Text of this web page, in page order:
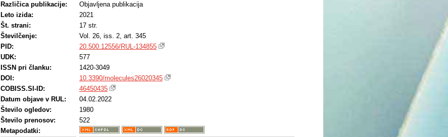
Različica publikacije:
Objavljena publikacija
Leto izida:
2021
Št. strani:
17 str.
Številčenje:
Vol. 26, iss. 2, art. 345
PID:
20.500.12556/RUL-134855
UDK:
577
ISSN pri članku:
1420-3049
DOI:
10.3390/molecules26020345
COBISS.SI-ID:
46450435
Datum objave v RUL:
04.02.2022
Število ogledov:
1980
Število prenosov:
522
Metapodatki: